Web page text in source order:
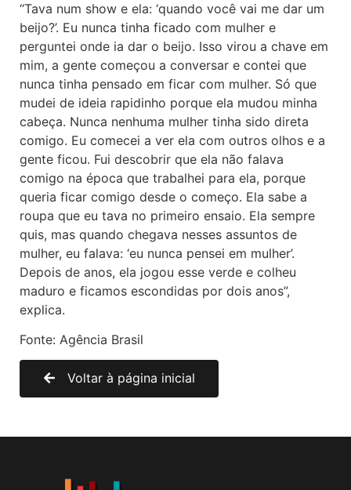
“Tava num show e ela: ‘quando você vai me dar um
beijo?’. Eu nunca tinha ficado com mulher e
perguntei onde ia dar o beijo. Isso virou a chave em
mim, a gente começou a conversar e contei que
nunca tinha pensado em ficar com mulher. Só que
mudei de ideia rapidinho porque ela mudou minha
cabeça. Nunca nenhuma mulher tinha sido direta
comigo. Eu comecei a ver ela com outros olhos e a
gente ficou. Fui descobrir que ela não falava
comigo na época que trabalhei para ela, porque
queria ficar comigo desde o começo. Ela sabe a
roupa que eu tava no primeiro ensaio. Ela sempre
quis, mas quando chegava nesses assuntos de
mulher, eu falava: ‘eu nunca pensei em mulher’.
Depois de anos, ela jogou esse verde e colheu
maduro e ficamos escondidas por dois anos”,
explica.
Fonte: Agência Brasil
Voltar à página inicial